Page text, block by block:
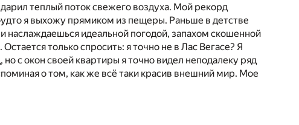
теплый поток свежего воздуха. Мой рекорд
я выхожу прямиком из пещеры. Раньше в детстве
наслаждаешься идеальной погодой, запахом скошенной
только спросить: я точно не в Лас Вегасе? Я
с окон своей квартиры я точно видел неподалеку ряд
о том, как же всё таки красив внешний мир. Мое